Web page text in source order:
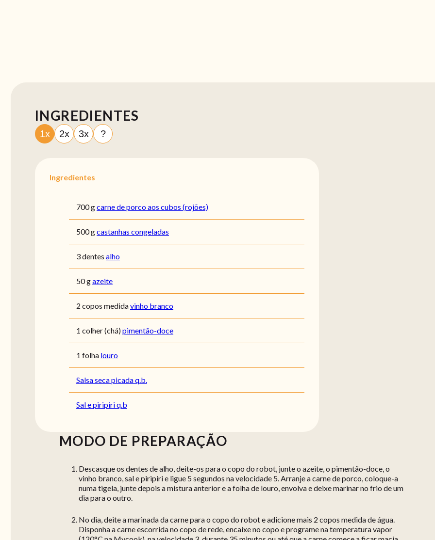
INGREDIENTES
1x 2x 3x ?
Ingredientes
700 gcarne de porco aos cubos (rojões)
500 gcastanhas congeladas
3 dentes alho
50 gazeite
2 copos medidavinho branco
1 colher (chá)pimentão-doce
1 folha louro
Salsa seca picada q.b.
Sal e piripiri q.b
MODO DE PREPARAÇÃO
Descasque os dentes de alho, deite-os para o copo do robot, junte o azeite, o pimentão-doce, o
vinho branco, sal e piripiri e ligue 5 segundos na velocidade 5. Arranje a carne de porco, coloque-a
numa tigela, junte depois a mistura anterior e a folha de louro, envolva e deixe marinar no frio de um
dia para o outro.
No dia, deite a marinada da carne para o copo do robot e adicione mais 2 copos medida de água.
Disponha a carne escorrida no copo de rede, encaixe no copo e programe na temperatura vapor